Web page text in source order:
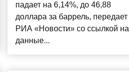
падает на 6,14%, до 46,88
доллара за баррель, передает
РИА «Новости» со ссылкой на
данные...